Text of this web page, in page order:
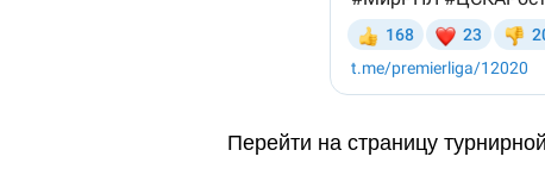
Перейти на страницу